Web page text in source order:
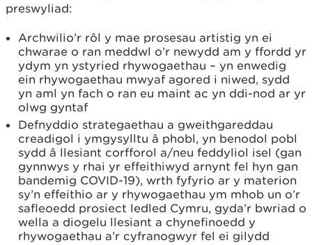
preswyliad:
Archwilio’r rôl y mae prosesau artistig yn ei
chwarae o ran meddwl o’r newydd am y ffordd yr
ydym yn ystyried rhywogaethau – yn enwedig
ein rhywogaethau mwyaf agored i niwed, sydd
yn aml yn fach o ran eu maint ac yn ddi-nod ar yr
olwg gyntaf
Defnyddio strategaethau a gweithgareddau
creadigol i ymgysylltu â phobl, yn benodol pobl
sydd â llesiant corfforol a/neu feddyliol isel (gan
gynnwys y rhai yr effeithiwyd arnynt fel hyn gan
bandemig COVID-19), wrth fyfyrio ar y materion
sy’n effeithio ar y rhywogaethau ym mhob un o’r
safleoedd prosiect ledled Cymru, gyda’r bwriad o
wella a diogelu llesiant a chynefinoedd y
rhywogaethau a’r cyfranogwyr fel ei gilydd